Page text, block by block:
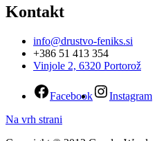
Kontakt
info@drustvo-feniks.si
+386 51 413 354
Vinjole 2, 6320 Portorož
Facebook
Instagram
Na vrh strani